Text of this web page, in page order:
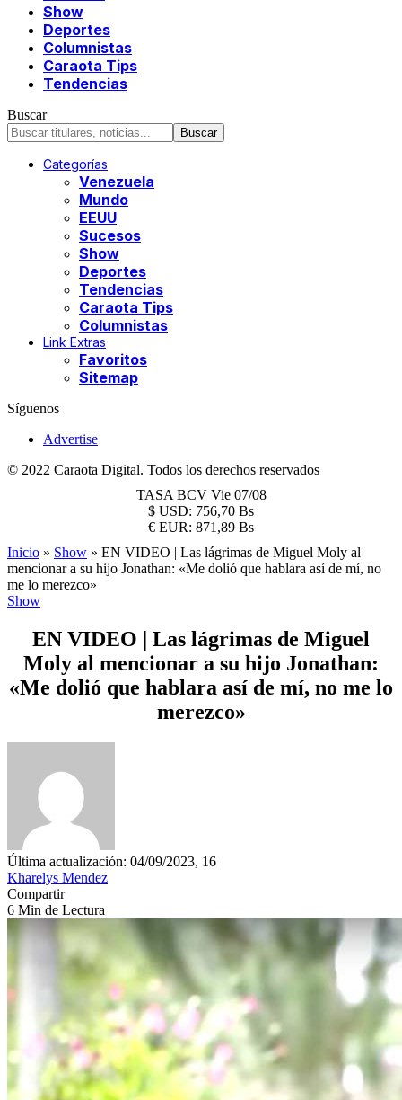
Show
Deportes
Columnistas
Caraota Tips
Tendencias
Buscar
Categorías
Venezuela
Mundo
EEUU
Sucesos
Show
Deportes
Tendencias
Caraota Tips
Columnistas
Link Extras
Favoritos
Sitemap
Síguenos
Advertise
© 2022 Caraota Digital. Todos los derechos reservados
TASA BCV Vie 07/08
$ USD: 756,70 Bs
€ EUR: 871,89 Bs
Inicio » Show » EN VIDEO | Las lágrimas de Miguel Moly al
mencionar a su hijo Jonathan: «Me dolió que hablara así de mí, no
me lo merezco»
Show
EN VIDEO | Las lágrimas de Miguel
Moly al mencionar a su hijo Jonathan:
«Me dolió que hablara así de mí, no me lo
merezco»
Última actualización: 04/09/2023, 16
Kharelys Mendez
Compartir
6 Min de Lectura